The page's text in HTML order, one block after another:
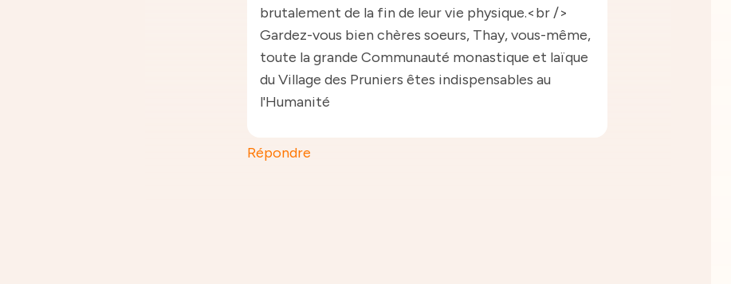
brutalement de la fin de leur vie physique.<br />
Gardez-vous bien chères soeurs, Thay, vous-même,
toute la grande Communauté monastique et laïque
du Village des Pruniers êtes indispensables au
l'Humanité
Répondre